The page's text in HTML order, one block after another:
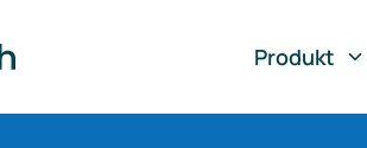
Produkt